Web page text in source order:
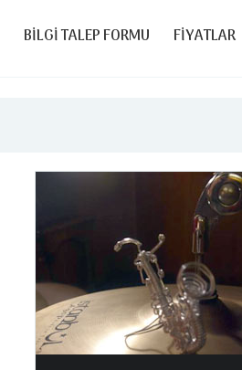
BİLGİ TALEP FORMU FİYATLAR